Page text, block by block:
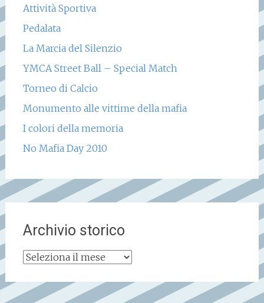
Attività Sportiva
Pedalata
La Marcia del Silenzio
YMCA Street Ball – Special Match
Torneo di Calcio
Monumento alle vittime della mafia
I colori della memoria
No Mafia Day 2010
Archivio storico
Archivio